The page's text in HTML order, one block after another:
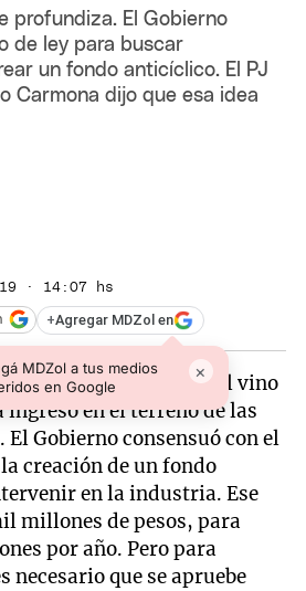
profundiza. El Gobierno
de ley para buscar
un fondo anticíclico. El PJ
Carmona dijo que esa idea
· 14:07 hs
+Agregar MDZol en
MDZol a tus medios
en Google
×
y la industria del vino
ingresó en el terreno de las
Gobierno consensuó con el
creación de un fondo
en la industria. Ese
millones de pesos, para
por año. Pero para
necesario que se apruebe